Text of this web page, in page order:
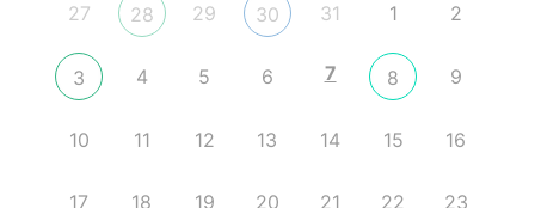
27 28 29 30 31 1 2
3 4 5 6 7 8 9
10 11 12 13 14 15 16
17 18 19 20 21 22 23